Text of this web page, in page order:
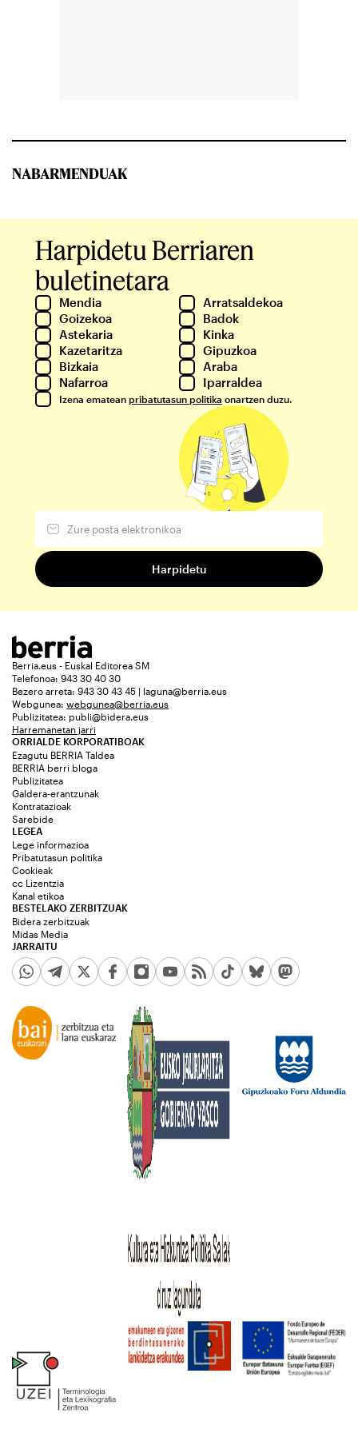
NABARMENDUAK
Harpidetu Berriaren
buletinetara
Mendia
Arratsaldekoa
Goizekoa
Badok
Astekaria
Kinka
Kazetaritza
Gipuzkoa
Bizkaia
Araba
Nafarroa
Iparraldea
Izena ematean pribatutasun politika onartzen duzu.
Berria.eus - Euskal Editorea SM
Telefonoa: 943 30 40 30
Bezero arreta: 943 30 43 45 | laguna@berria.eus
Webgunea: webgunea@berria.eus
Publizitatea: publi@bidera.eus
Harremanetan jarri
ORRIALDE KORPORATIBOAK
Ezagutu BERRIA Taldea
BERRIA berri bloga
Publizitatea
Galdera-erantzunak
Kontratazioak
Sarebide
JARRAITU
LEGEA
Lege informazioa
Pribatutasun politika
Cookieak
cc Lizentzia
Kanal etikoa
BESTELAKO ZERBITZUAK
Bidera zerbitzuak
Midas Media